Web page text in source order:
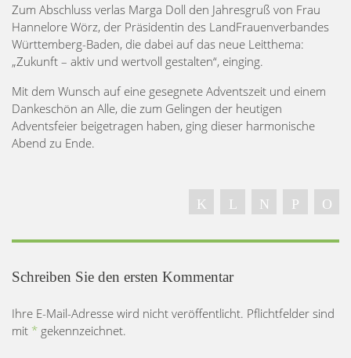
Zum Abschluss verlas Marga Doll den Jahresgruß von Frau
Hannelore Wörz, der Präsidentin des LandFrauenverbandes
Württemberg-Baden, die dabei auf das neue Leitthema:
„Zukunft – aktiv und wertvoll gestalten“, einging.
Mit dem Wunsch auf eine gesegnete Adventszeit und einem
Dankeschön an Alle, die zum Gelingen der heutigen
Adventsfeier beigetragen haben, ging dieser harmonische
Abend zu Ende.
Schreiben Sie den ersten Kommentar
Ihre E-Mail-Adresse wird nicht veröffentlicht. Pflichtfelder sind
mit * gekennzeichnet.